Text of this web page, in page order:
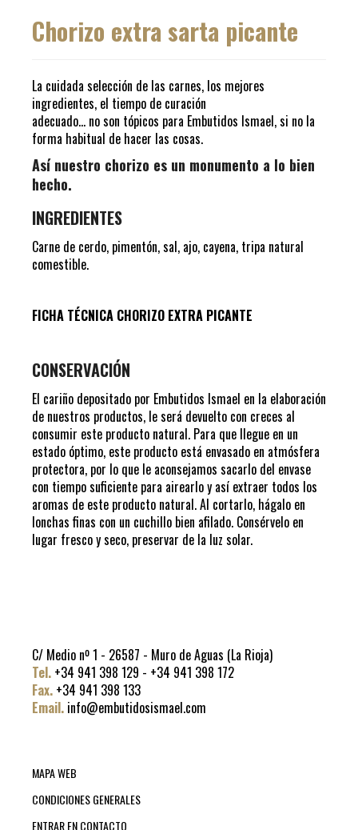
Chorizo extra sarta picante
La cuidada selección de las carnes, los mejores
ingredientes, el tiempo de curación
adecuado… no son tópicos para Embutidos Ismael, si no la
forma habitual de hacer las cosas.
Así nuestro chorizo es un monumento a lo bien
hecho.
INGREDIENTES
Carne de cerdo, pimentón, sal, ajo, cayena, tripa natural
comestible.
FICHA TÉCNICA CHORIZO EXTRA PICANTE
CONSERVACIÓN
El cariño depositado por Embutidos Ismael en la elaboración
de nuestros productos, le será devuelto con creces al
consumir este producto natural. Para que llegue en un
estado óptimo, este producto está envasado en atmósfera
protectora, por lo que le aconsejamos sacarlo del envase
con tiempo suficiente para airearlo y así extraer todos los
aromas de este producto natural. Al cortarlo, hágalo en
lonchas finas con un cuchillo bien afilado. Consérvelo en
lugar fresco y seco, preservar de la luz solar.
C/ Medio nº 1 - 26587 - Muro de Aguas (La Rioja)
Tel. +34 941 398 129 - +34 941 398 172
Fax. +34 941 398 133
Email. info@embutidosismael.com
MAPA WEB
CONDICIONES GENERALES
ENTRAR EN CONTACTO